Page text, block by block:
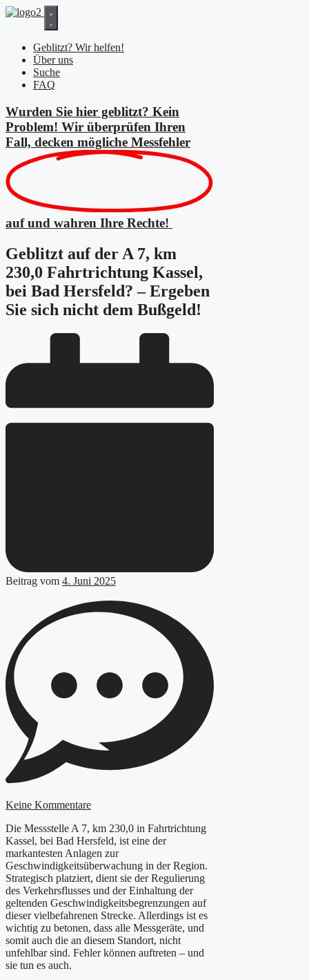
Zum
Geblitzt? Wir helfen!
Über uns
Suche
FAQ
Wurden Sie hier geblitzt? Kein
Problem! Wir überprüfen Ihren
Fall, decken mögliche Messfehler
auf und wahren Ihre Rechte!
Geblitzt auf der A 7, km
230,0 Fahrtrichtung Kassel,
bei Bad Hersfeld? – Ergeben
Sie sich nicht dem Bußgeld!
Beitrag vom 4. Juni 2025
Keine Kommentare
Die Messstelle A 7, km 230,0 in Fahrtrichtung
Kassel, bei Bad Hersfeld, ist eine der
markantesten Anlagen zur
Geschwindigkeitsüberwachung in der Region.
Strategisch platziert, dient sie der Regulierung
des Verkehrsflusses und der Einhaltung der
geltenden Geschwindigkeitsbegrenzungen auf
dieser vielbefahrenen Strecke. Allerdings ist es
wichtig zu betonen, dass alle Messgeräte, und
somit auch die an diesem Standort, nicht
unfehlbar sind. Fehler können auftreten – und
sie tun es auch.